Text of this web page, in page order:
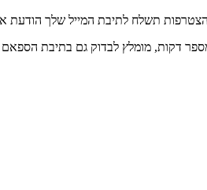
תשלח לתיבת המייל שלך הודעת
דקות, מומלץ לבדוק גם בתיבת הספאם